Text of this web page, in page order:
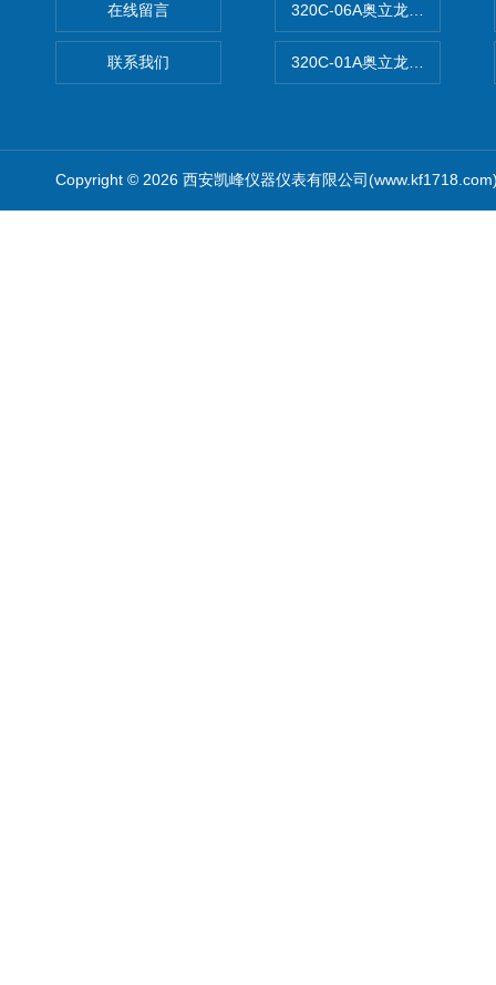
在线留言
联系我们
320C-06A奥立龙实验室便携
320C-01A奥立龙实验室便携
Copyright © 2026 西安凯峰仪器仪表有限公司